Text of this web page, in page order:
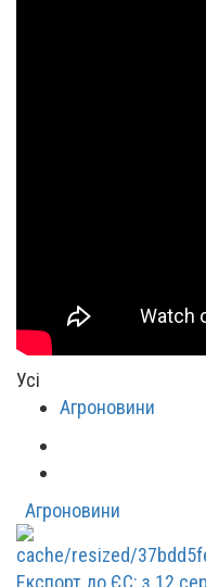
Усі
Агроновини
Агроновини
Експорт до ЄС: з 12